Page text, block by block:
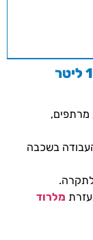
מרתפים,
העבודה בשכבה
לתקרה.
מלרוד